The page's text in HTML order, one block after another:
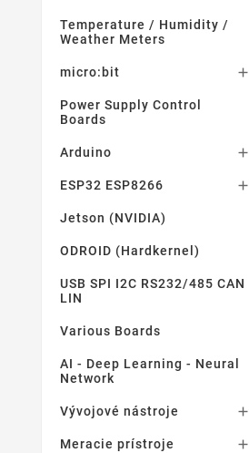
Temperature / Humidity /
Weather Meters
micro:bit 
Power Supply Control
Boards
Arduino 
ESP32 ESP8266 
Jetson (NVIDIA)
ODROID (Hardkernel)
USB SPI I2C RS232/485 CAN
LIN
Various Boards
AI - Deep Learning - Neural
Network
Vývojové nástroje 
Meracie prístroje 